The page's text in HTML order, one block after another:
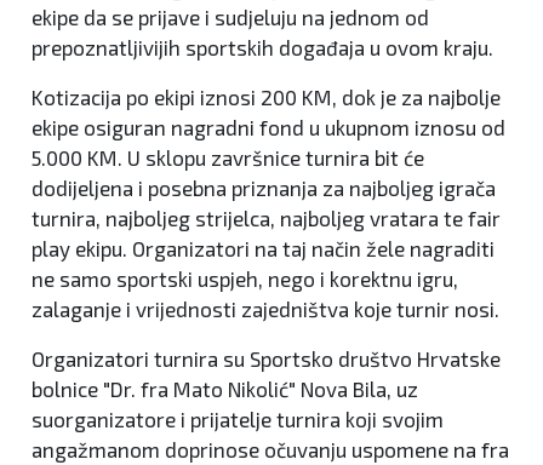
ekipe da se prijave i sudjeluju na jednom od
prepoznatljivijih sportskih događaja u ovom kraju.
Kotizacija po ekipi iznosi 200 KM, dok je za najbolje
ekipe osiguran nagradni fond u ukupnom iznosu od
5.000 KM. U sklopu završnice turnira bit će
dodijeljena i posebna priznanja za najboljeg igrača
turnira, najboljeg strijelca, najboljeg vratara te fair
play ekipu. Organizatori na taj način žele nagraditi
ne samo sportski uspjeh, nego i korektnu igru,
zalaganje i vrijednosti zajedništva koje turnir nosi.
Organizatori turnira su Sportsko društvo Hrvatske
bolnice "Dr. fra Mato Nikolić" Nova Bila, uz
suorganizatore i prijatelje turnira koji svojim
angažmanom doprinose očuvanju uspomene na fra